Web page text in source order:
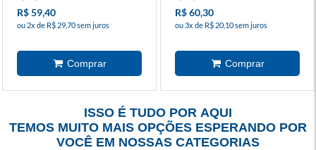
R$ 59,40
ou 2x de R$ 29,70 sem juros
R$ 60,30
ou 3x de R$ 20,10 sem juros
ISSO É TUDO POR AQUI
TEMOS MUITO MAIS OPÇÕES ESPERANDO POR
VOCÊ EM NOSSAS CATEGORIAS